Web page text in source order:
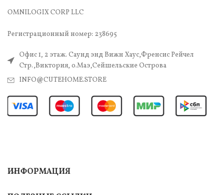
OMNILOGIX CORP LLC
Регистрационный номер: 238695
Офис 1, 2 этаж. Саунд энд Вижн Хаус,Френсис Рейчел
Стр.,Виктория, о.Маэ,Сейшельские Острова
INFO@CUTEHOME.STORE
ИНФОРМАЦИЯ